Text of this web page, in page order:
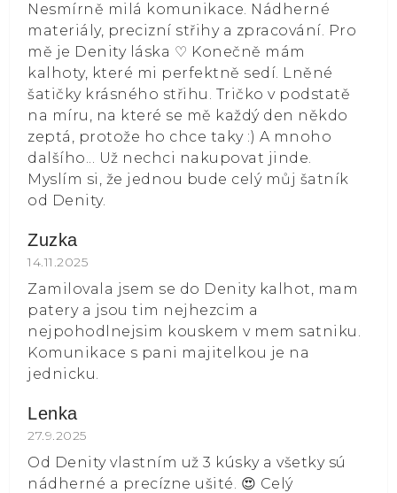
Nesmírně milá komunikace. Nádherné
materiály, precizní střihy a zpracování. Pro
mě je Denity láska ⁠♡ Konečně mám
kalhoty, které mi perfektně sedí. Lněné
šatičky krásného střihu. Tričko v podstatě
na míru, na které se mě každý den někdo
zeptá, protože ho chce taky :) A mnoho
dalšího... Už nechci nakupovat jinde.
Myslím si, že jednou bude celý můj šatník
od Denity.
Zuzka
Hodnocení obchodu je 5 z 5 hvězdiček.
14.11.2025
Zamilovala jsem se do Denity kalhot, mam
patery a jsou tim nejhezcim a
nejpohodlnejsim kouskem v mem satniku.
Komunikace s pani majitelkou je na
jednicku.
Lenka
Hodnocení obchodu je 5 z 5 hvězdiček.
27.9.2025
Od Denity vlastním už 3 kúsky a všetky sú
nádherné a precízne ušité. 😍 Celý